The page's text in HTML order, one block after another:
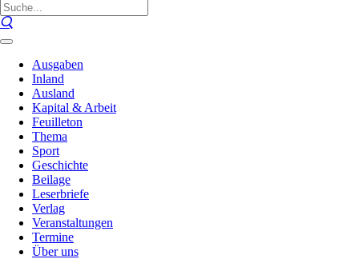
Ausgaben
Inland
Ausland
Kapital & Arbeit
Feuilleton
Thema
Sport
Geschichte
Beilage
Leserbriefe
Verlag
Veranstaltungen
Termine
Über uns